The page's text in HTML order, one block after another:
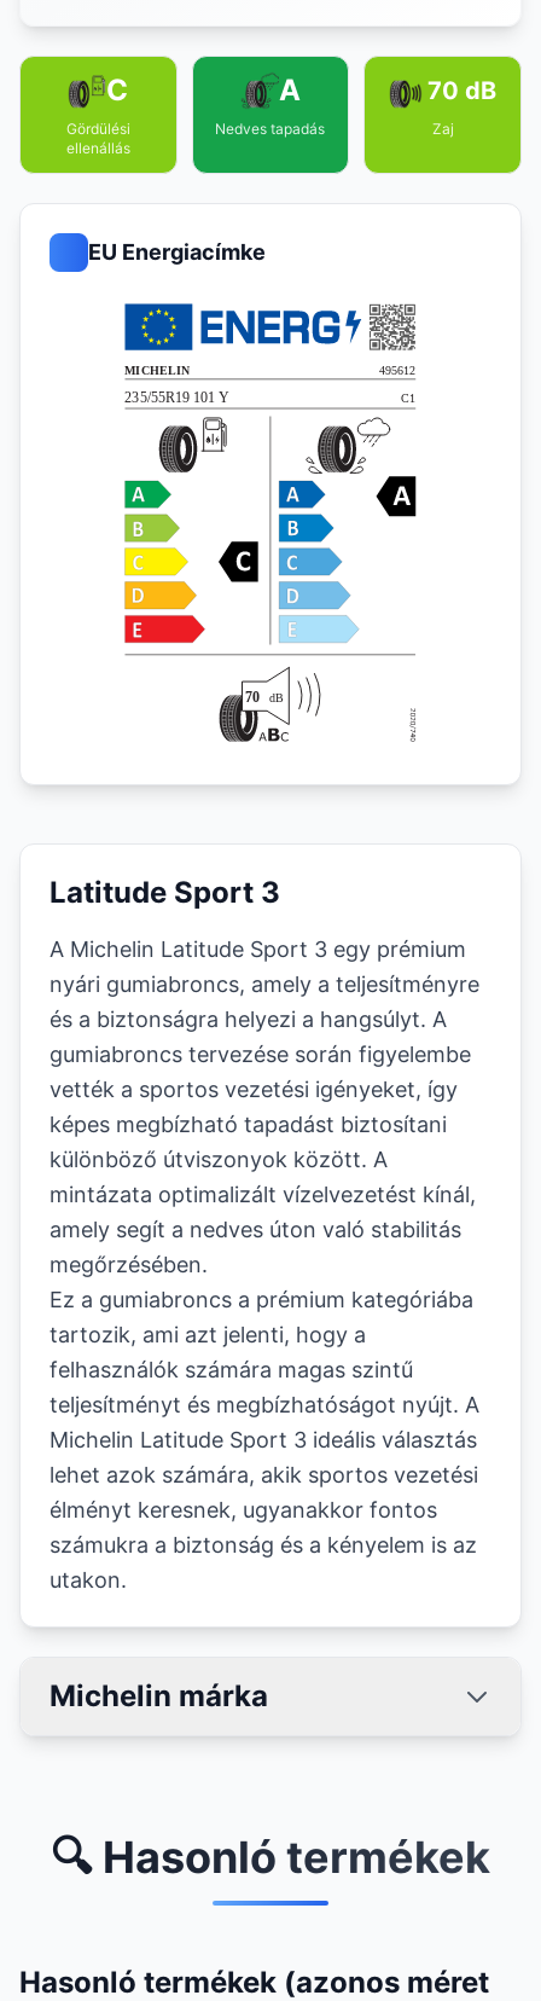
C
Gördülési
ellenállás
A
Nedves tapadás
70 dB
Zaj
EU Energiacímke
Latitude Sport 3
A Michelin Latitude Sport 3 egy prémium
nyári gumiabroncs, amely a teljesítményre
és a biztonságra helyezi a hangsúlyt. A
gumiabroncs tervezése során figyelembe
vették a sportos vezetési igényeket, így
képes megbízható tapadást biztosítani
különböző útviszonyok között. A
mintázata optimalizált vízelvezetést kínál,
amely segít a nedves úton való stabilitás
megőrzésében.
Ez a gumiabroncs a prémium kategóriába
tartozik, ami azt jelenti, hogy a
felhasználók számára magas szintű
teljesítményt és megbízhatóságot nyújt. A
Michelin Latitude Sport 3 ideális választás
lehet azok számára, akik sportos vezetési
élményt keresnek, ugyanakkor fontos
számukra a biztonság és a kényelem is az
utakon.
Michelin márka
🔍 Hasonló termékek
Hasonló termékek (azonos méret